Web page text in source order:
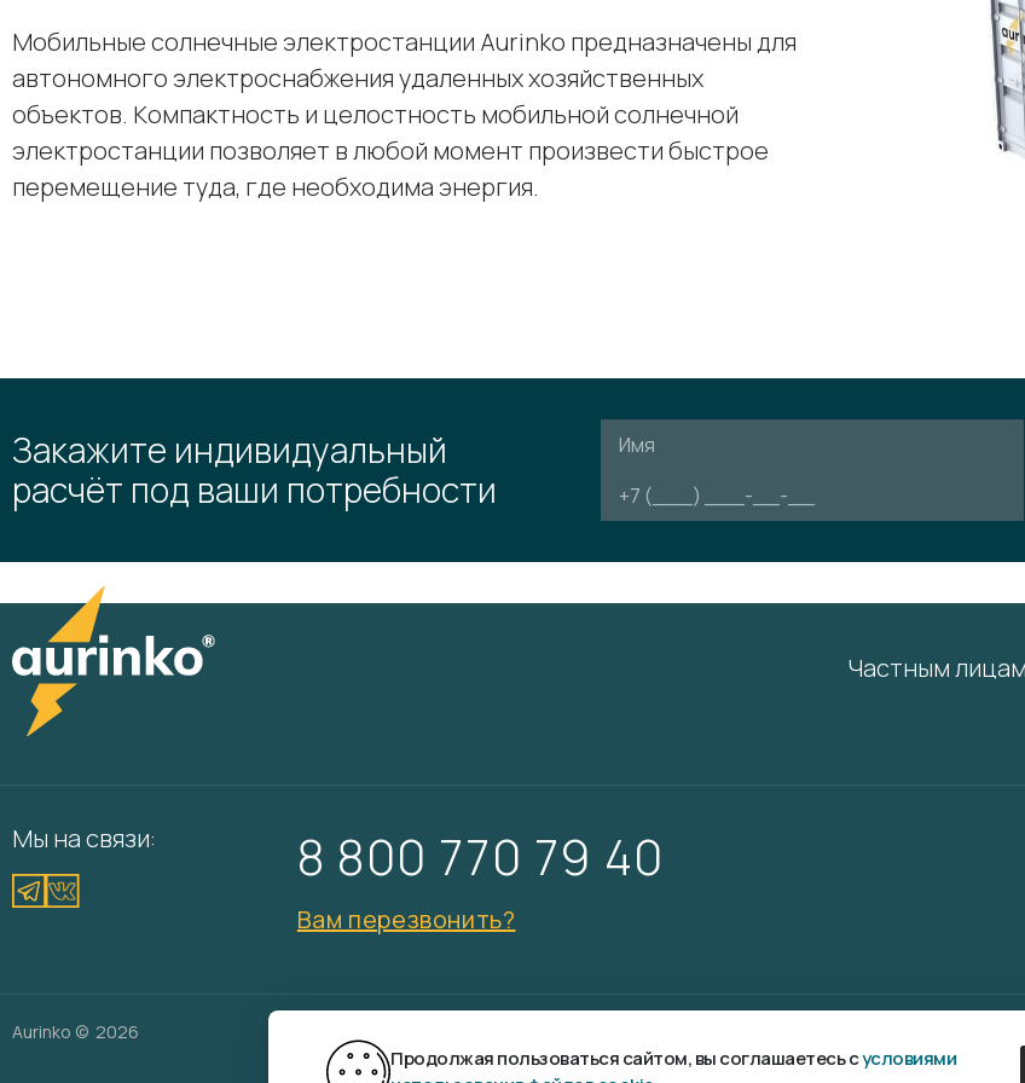
Мобильные солнечные электростанции Aurinko предназначены для
автономного электроснабжения удаленных хозяйственных
объектов. Компактность и целостность мобильной солнечной
электростанции позволяет в любой момент произвести быстрое
перемещение туда, где необходима энергия.
Закажите индивидуальный
расчёт под ваши потребности
Частным лицам
Мы на связи: 8 800 770 79 40
Вам перезвонить?
Aurinko © 2026
Продолжая пользоваться сайтом, вы соглашаетесь сусловиями